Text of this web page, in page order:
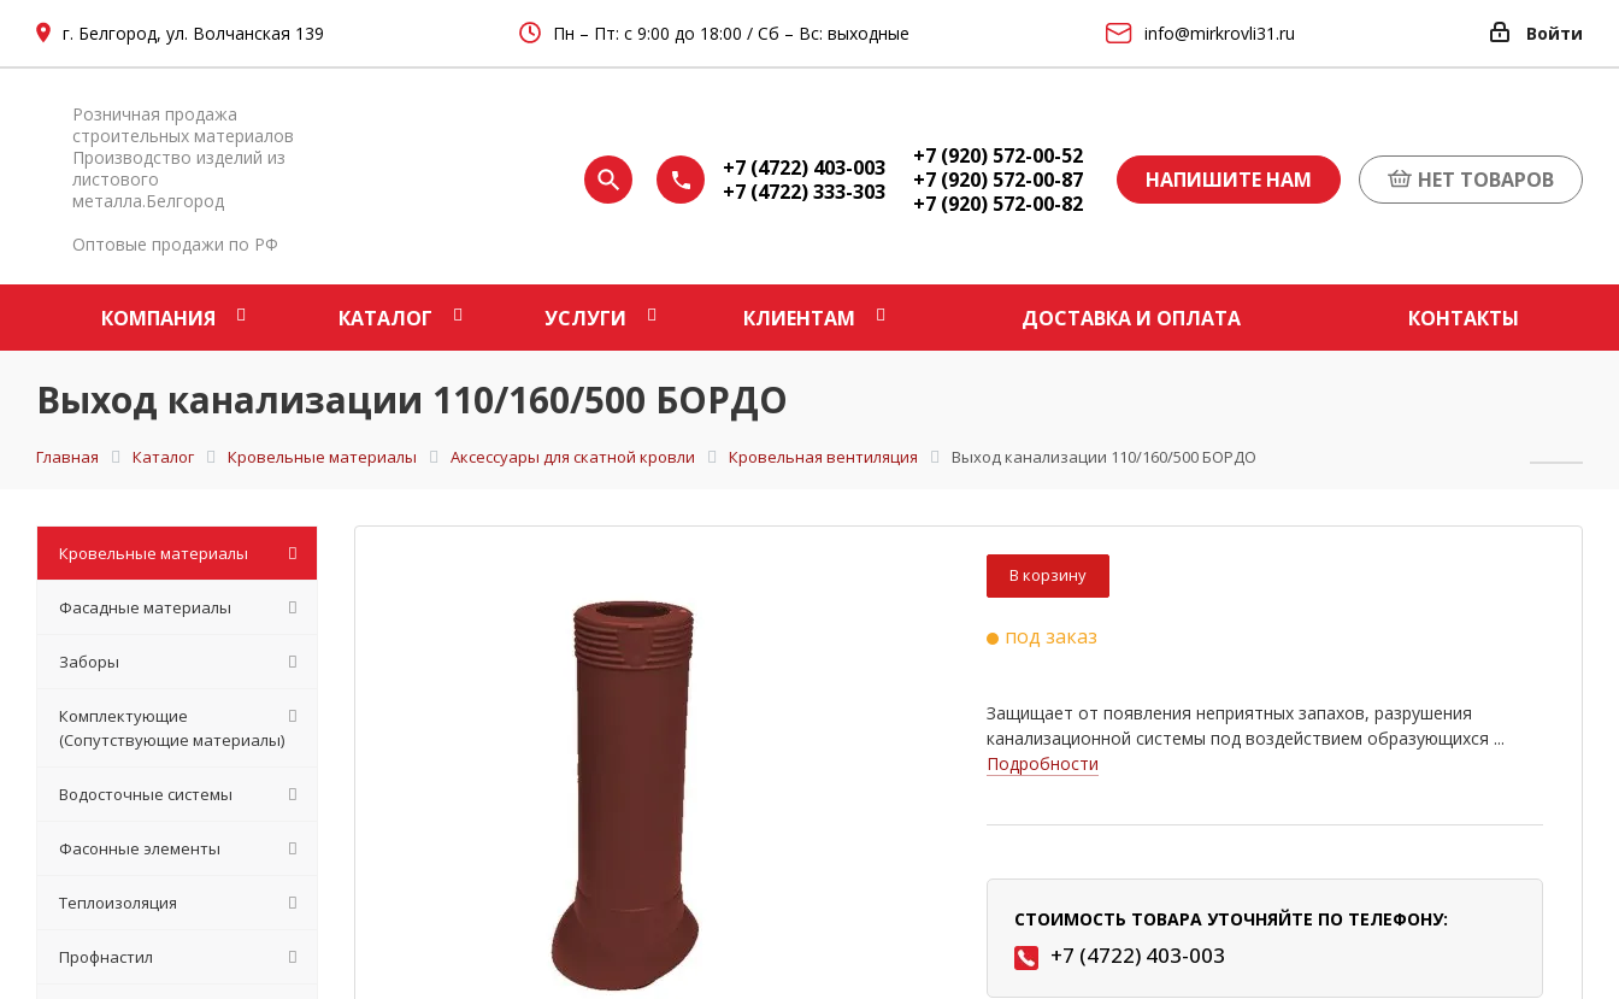
г. Белгород, ул. Волчанская 139 Пн – Пт: с 9:00 до 18:00 / Сб – Вс: выходные info@mirkrovli31.ru Войти
Розничная продажа
строительных материалов
Производство изделий из
листового
металла.Белгород
Оптовые продажи по РФ
+7 (4722) 403-003
+7 (4722) 333-303
+7 (920) 572-00-52
+7 (920) 572-00-87
+7 (920) 572-00-82
НАПИШИТЕ НАМ НЕТ ТОВАРОВ
КОМПАНИЯ КАТАЛОГ УСЛУГИ КЛИЕНТАМ ДОСТАВКА И ОПЛАТА КОНТАКТЫ
Выход канализации 110/160/500 БОРДО
Главная Каталог Кровельные материалы Аксессуары для скатной кровли Кровельная вентиляция Выход канализации 110/160/500 БОРДО
В корзину
под заказ
Защищает от появления неприятных запахов, разрушения
канализационной системы под воздействием образующихся ...
Подробности
СТОИМОСТЬ ТОВАРА УТОЧНЯЙТЕ ПО ТЕЛЕФОНУ:
+7 (4722) 403-003
Кровельные материалы
Фасадные материалы
Заборы
Комплектующие
(Сопутствующие материалы)
Водосточные системы
Фасонные элементы
Теплоизоляция
Профнастил